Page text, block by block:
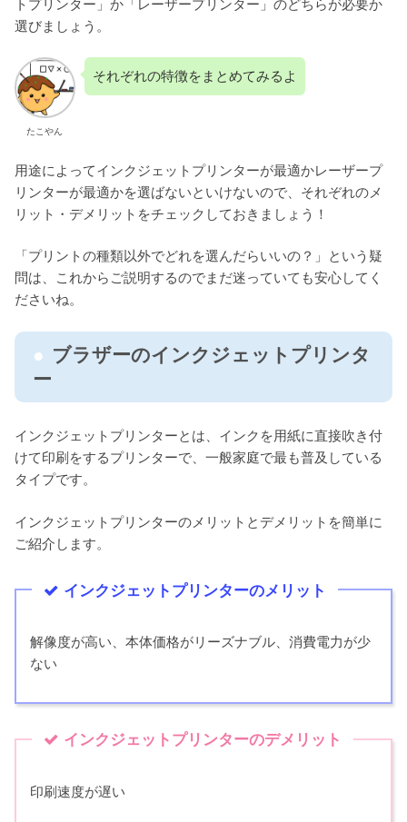
トプリンター」か「レーザープリンター」のどちらが必要か
選びましょう。
たこやん
それぞれの特徴をまとめてみるよ
用途によってインクジェットプリンターが最適かレーザープ
リンターが最適かを選ばないといけないので、それぞれのメ
リット・デメリットをチェックしておきましょう！
「プリントの種類以外でどれを選んだらいいの？」という疑
問は、これからご説明するのでまだ迷っていても安心してく
ださいね。
ブラザーのインクジェットプリンタ
ー
インクジェットプリンターとは、インクを用紙に直接吹き付
けて印刷をするプリンターで、一般家庭で最も普及している
タイプです。
インクジェットプリンターのメリットとデメリットを簡単に
ご紹介します。
インクジェットプリンターのメリット
解像度が高い、本体価格がリーズナブル、消費電力が少
ない
インクジェットプリンターのデメリット
印刷速度が遅い